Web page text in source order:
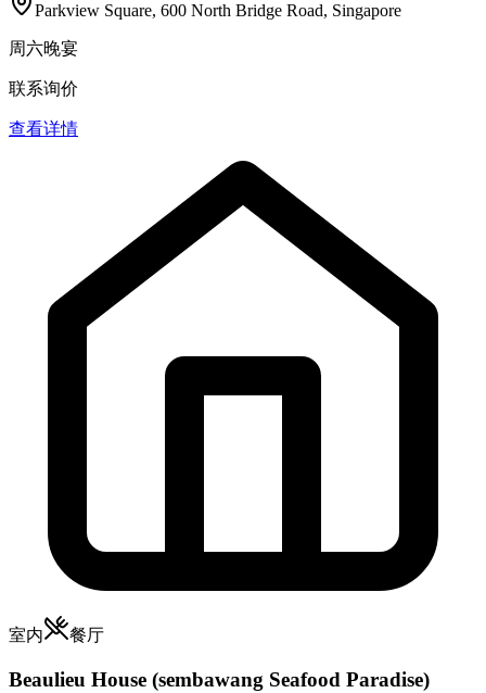
Parkview Square, 600 North Bridge Road, Singapore
周六晚宴
联系询价
查看详情
室内 餐厅
Beaulieu House (sembawang Seafood Paradise)